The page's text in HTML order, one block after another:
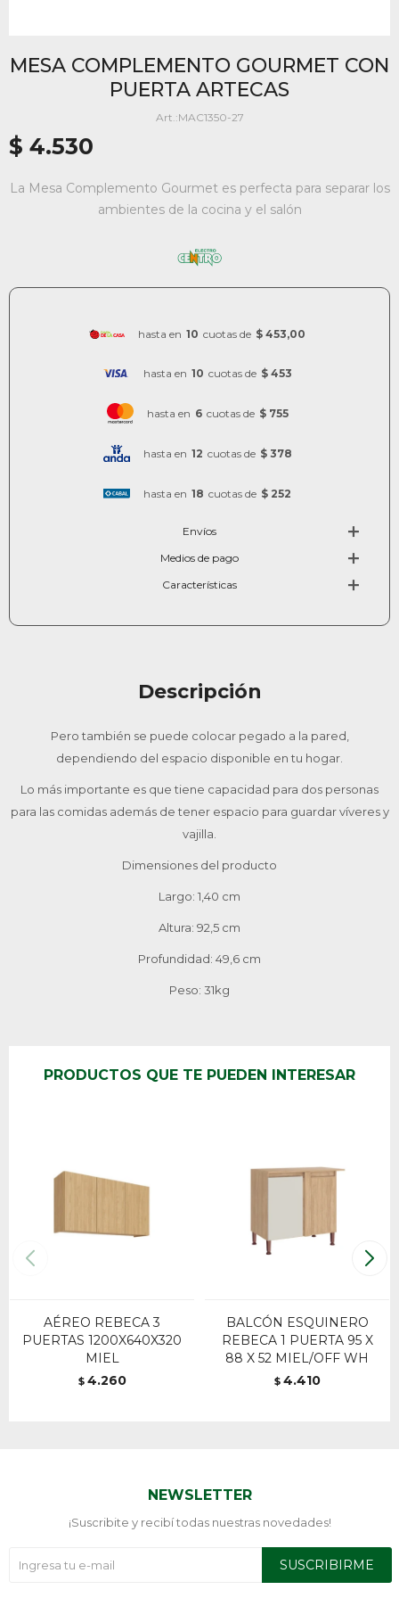
MESA COMPLEMENTO GOURMET CON
PUERTA ARTECAS
MAC1350-27
$ 4.530
La Mesa Complemento Gourmet es perfecta para separar los
ambientes de la cocina y el salón
hasta en 10 cuotas de $ 453,00
hasta en 10 cuotas de $ 453
hasta en 6 cuotas de $ 755
hasta en 12 cuotas de $ 378
hasta en 18 cuotas de $ 252
Envíos
Medios de pago
Características
Descripción
Pero también se puede colocar pegado a la pared,
dependiendo del espacio disponible en tu hogar.
Lo más importante es que tiene capacidad para dos personas
para las comidas además de tener espacio para guardar víveres y
vajilla.
Dimensiones del producto
Largo: 1,40 cm
Altura: 92,5 cm
Profundidad: 49,6 cm
Peso: 31kg
PRODUCTOS QUE TE PUEDEN INTERESAR
AÉREO REBECA 3
PUERTAS 1200X640X320
MIEL
$ 4.260
BALCÓN ESQUINERO
REBECA 1 PUERTA 95 X
88 X 52 MIEL/OFF WH
$ 4.410
NEWSLETTER
¡Suscribite y recibí todas nuestras novedades!
SUSCRIBIRME